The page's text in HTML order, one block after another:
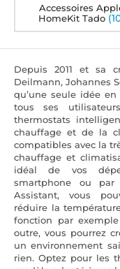
Depuis 2011 et sa
Deilmann, Johannes
qu’une seule idée
tous ses
thermostats
chauffage et de la
compatibles avec la
chauffage et
idéal de vos
smartphone ou
Assistant, vous
réduire la
fonction par
outre, vous pourrez
un environnement
rien. Optez pour les
Accessoires
HomeKit Tado